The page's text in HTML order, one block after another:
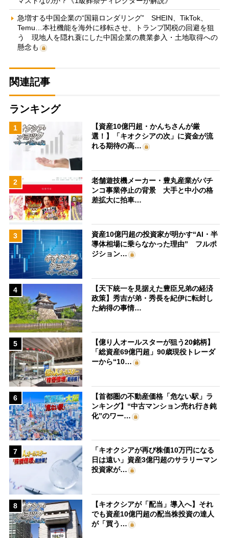
急増する中国企業の“国籍ロンダリング” SHEIN、TikTok、
Temu…本社機能を海外に移転させ、トランプ関税の回避を狙
う 現地人を隠れ蓑にした中国企業の農業参入・土地取得への
懸念も
関連記事
ランキング
1
【資産10億円超・かんちさんが厳
選！】「キオクシアの次」に資金が流
れる期待の高…
2
老舗遊技機メーカー・豊丸産業がパチ
ンコ事業停止の背景 大手と中小の格
差拡大に拍車…
3
資産10億円超の投資家が明かす“AI・半
導体相場に乗らなかった理由” フルポ
ジション…
4
【天下統一を見据えた豊臣兄弟の経済
政策】秀吉が弟・秀長を紀伊に転封し
た納得の事情…
5
【億り人オールスターが狙う20銘柄】
「総資産69億円超」90歳現役トレーダ
ーから“10…
6
【首都圏の不動産価格「危ない駅」ラ
ンキング】“中古マンション売れ行き鈍
化”のワー…
7
「キオクシアが再び株価10万円になる
日は遠い」資産3億円超のサラリーマン
投資家が…
8
【キオクシアが「配当」導入へ】それ
でも資産10億円超の配当株投資の達人
が「買う…